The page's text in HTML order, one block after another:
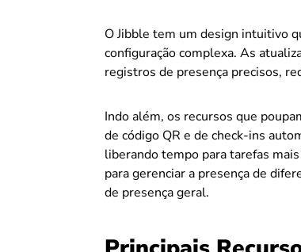
O Jibble tem um design intuitivo
configuração complexa. As
registros de presença precisos,
Indo além, os recursos que
de código QR e de check-ins
liberando tempo para tarefas
para gerenciar a presença de
de presença geral.